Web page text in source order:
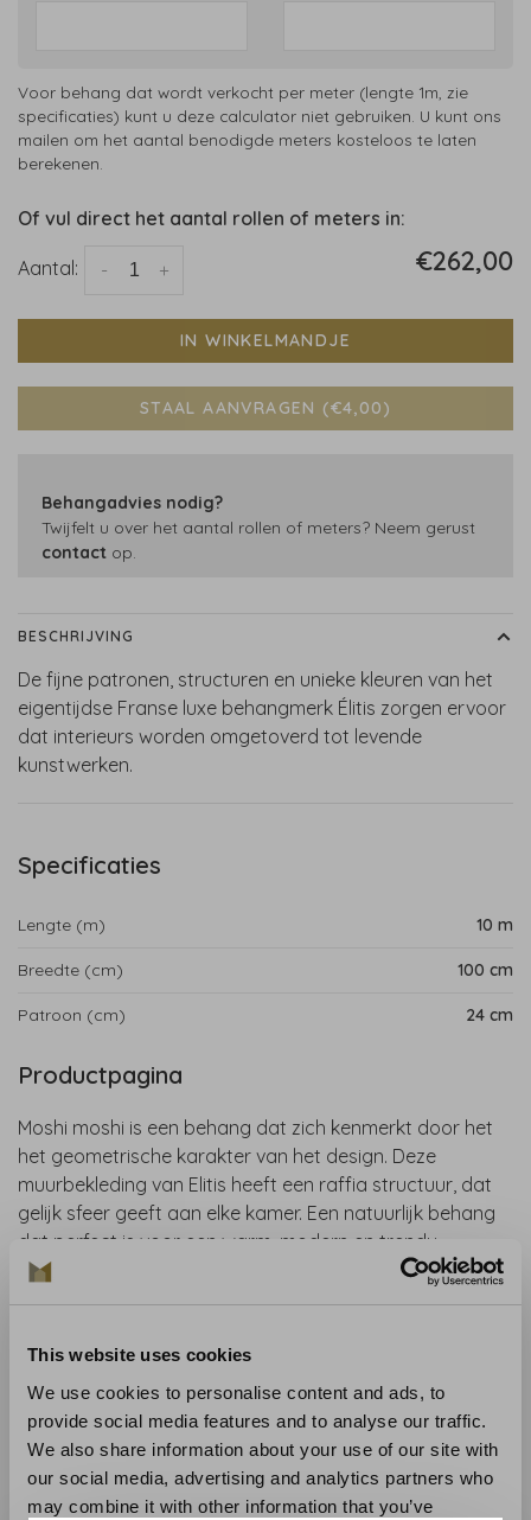
This website uses cookies
We use cookies to personalise content and ads, to
provide social media features and to analyse our traffic.
We also share information about your use of our site with
our social media, advertising and analytics partners who
may combine it with other information that you’ve
Voor behang dat wordt verkocht per meter (lengte 1m, zie
specificaties) kunt u deze calculator niet gebruiken. U kunt ons
mailen om het aantal benodigde meters kosteloos te laten
berekenen.
Of vul direct het aantal rollen of meters in:
Aantal: +
- €262,00
IN WINKELMANDJE
STAAL AANVRAGEN (€4,00)
Behangadvies nodig?
Twijfelt u over het aantal rollen of meters? Neem gerust
contact op.
BESCHRIJVING
De fijne patronen, structuren en unieke kleuren van het
eigentijdse Franse luxe behangmerk Élitis zorgen ervoor
dat interieurs worden omgetoverd tot levende
kunstwerken.
Specificaties
Lengte (m) 10 m
Breedte (cm) 100 cm
Patroon (cm) 24 cm
Productpagina
Moshi moshi is een behang dat zich kenmerkt door het
het geometrische karakter van het design. Deze
muurbekleding van Elitis heeft een raffia structuur, dat
gelijk sfeer geeft aan elke kamer. Een natuurlijk behang
dat perfect is voor een warm, modern en trendy
interieur.
Lengte: 10 m
Breedte : 100 cm
Patroon : 24 cm
Materiaal : vinylbehang op papier
Onderhoud : afwasbaar
Aanbevolen lijm: Clearpro